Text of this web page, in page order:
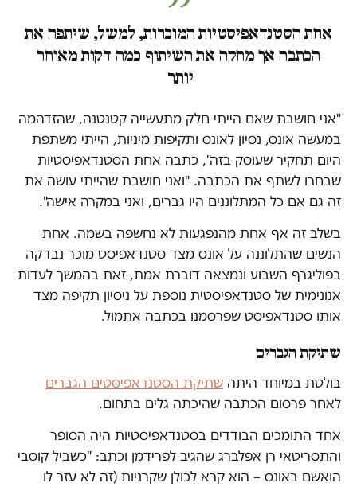
אחת הסטנדאפיסטיות המוכרות, למשל, שיתפה את
הכתבה אך מחקה את השיתוף כמה דקות מאוחר
יותר
"אני חושבת שאם הייתי חלק מתעשייה קטנטנה, שהזדהמה
במעשה אונס, נסיון לאונס ותקיפות מיניות, הייתי משתפת
היום תחקיר שעוסק בזה", כתבה אחת הסטנדאפיסטיות
שבחרו לשתף את הכתבה. "ואני חושבת שהייתי עושה את
זה גם אם כל המתלוננים היו גברים, ואני במקרה אישה".
בשלב זה אף אחת מהנפגעות לא נחשפה בשמה. אחת
הנשים שהתלוננה על אונס מצד סטנדאפיסט מוכר נבדקה
בפוליגרף השבוע ונמצאה דוברת אמת, זאת בהמשך לעדות
אנונימית של סטנדאפיסטית נוספת על ניסיון תקיפה מצד
אותו סטנדאפיסט שפרסמנו בכתבה אתמול.
שתיקת הגברים
בולטת במיוחד היתה שתיקת הסטנדאפיסטים הגברים
לאחר פרסום הכתבה שהיכתה גלים בתחום.
אחד התומכים הבודדים בסטנדאפיסטיות היה הסופר
והתסריטאי רן אפלברג שהגיב לפרידמן וכתב: "כשביל קוסבי
הואשם באונס – הוא קרא לכולן שקרניות (זה לא עזר לו